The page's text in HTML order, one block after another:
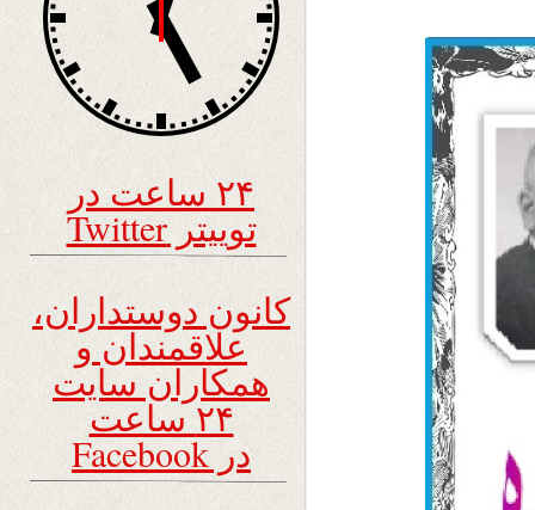
۲۴ ساعت در
توییتر Twitter
کانون دوستداران،
علاقمندان و
همکاران سایت
۲۴ ساعت
در Facebook